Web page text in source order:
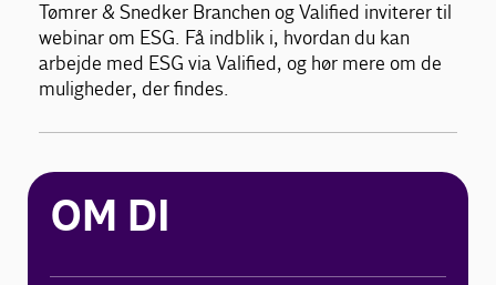
Tømrer & Snedker Branchen og Valified inviterer til
webinar om ESG. Få indblik i, hvordan du kan
arbejde med ESG via Valified, og hør mere om de
muligheder, der findes.
OM DI